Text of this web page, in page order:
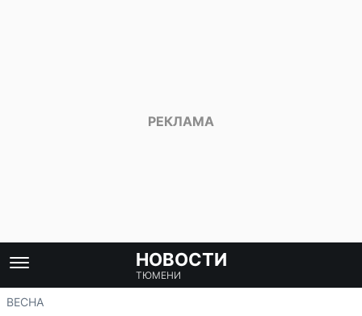
НОВОСТИ
ТЮМЕНИ
ВЕСНА